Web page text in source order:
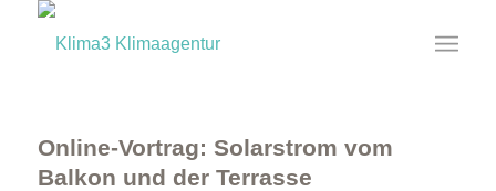
Online-Vortrag: Solarstrom vom
Balkon und der Terrasse